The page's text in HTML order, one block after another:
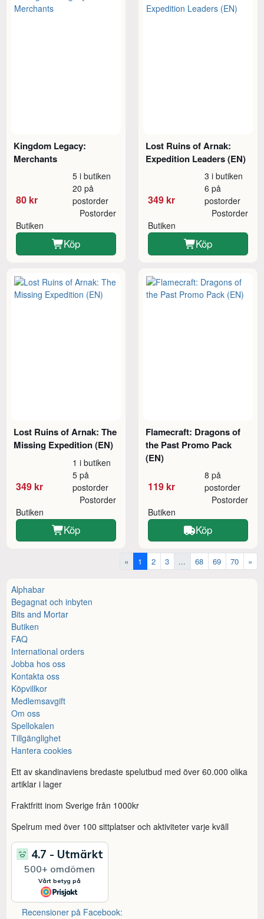
Kingdom Legacy:
Merchants
80 kr
5 i butiken
20 på
postorder
Butiken
Postorder
Köp
Lost Ruins of Arnak:
Expedition Leaders (EN)
349 kr
3 i butiken
6 på
postorder
Butiken
Postorder
Köp
Lost Ruins of Arnak: The
Missing Expedition (EN)
349 kr
1 i butiken
5 på
postorder
Butiken
Postorder
Köp
Flamecraft: Dragons of
the Past Promo Pack
(EN)
119 kr
8 på
postorder
Butiken
Postorder
Köp
« 1 2 3 ... 68 69 70 »
Alphabar
Begagnat och inbyten
Bits and Mortar
Butiken
FAQ
International orders
Jobba hos oss
Kontakta oss
Köpvillkor
Medlemsavgift
Om oss
Spellokalen
Tillgänglighet
Hantera cookies
Ett av skandinaviens bredaste spelutbud med över 60.000 olika
artiklar i lager
Fraktfritt inom Sverige från 1000kr
Spelrum med över 100 sittplatser och aktiviteter varje kväll
Recensioner på Facebook: